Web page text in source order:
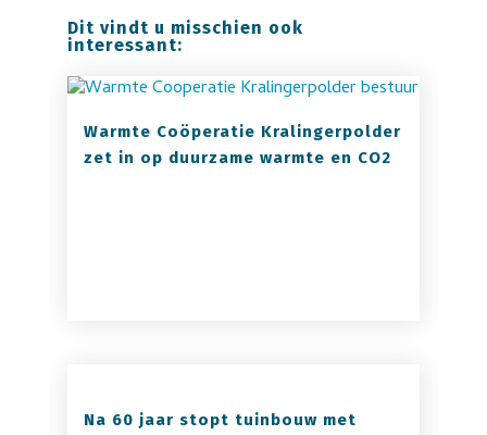
Dit vindt u misschien ook
interessant:
Warmte Coöperatie Kralingerpolder
zet in op duurzame warmte en CO2
Na 60 jaar stopt tuinbouw met